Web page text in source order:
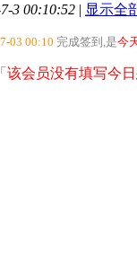
3 00:10:52 | 显示全
03 00:10 完成签到,是今
该会员没有填写今